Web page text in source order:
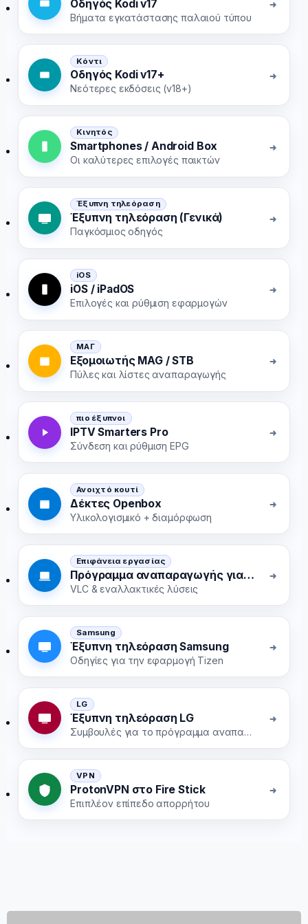
Οδηγός Kodi v17
Βήματα εγκατάστασης παλαιού τύπου
Κόντι
Οδηγός Kodi v17+
Νεότερες εκδόσεις (v18+)
Κινητός
Smartphones / Android Box
Οι καλύτερες επιλογές παικτών
Έξυπνη τηλεόραση
Έξυπνη τηλεόραση (Γενικά)
Παγκόσμιος οδηγός
iOS
iOS / iPadOS
Επιλογές και ρύθμιση εφαρμογών
ΜΑΓ
Εξομοιωτής MAG / STB
Πύλες και λίστες αναπαραγωγής
πιο έξυπνοι
IPTV Smarters Pro
Σύνδεση και ρύθμιση EPG
Ανοιχτό κουτί
Δέκτες Openbox
Υλικολογισμικό + διαμόρφωση
Επιφάνεια εργασίας
Πρόγραμμα αναπαραγωγής για Windows / macOS
VLC & εναλλακτικές λύσεις
Samsung
Έξυπνη τηλεόραση Samsung
Οδηγίες για την εφαρμογή Tizen
LG
Έξυπνη τηλεόραση LG
Συμβουλές για το πρόγραμμα αναπαραγωγής webOS
VPN
ProtonVPN στο Fire Stick
Επιπλέον επίπεδο απορρήτου